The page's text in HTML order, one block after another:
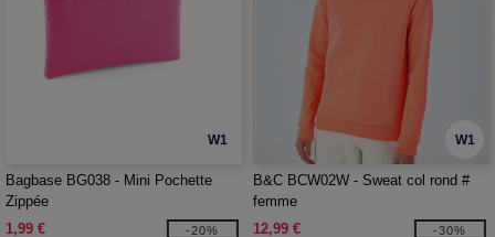
W1
Bagbase BG038 - Mini Pochette
Zippée
1,99 €
-20%
W1
B&C BCW02W - Sweat col rond #
femme
12,99 €
-30%